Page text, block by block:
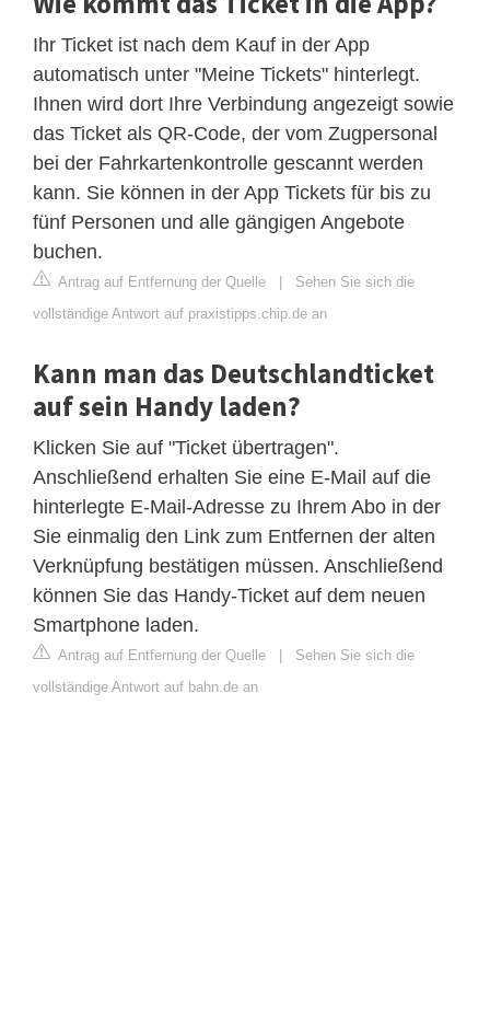
Ihr Ticket ist nach dem Kauf in der App
automatisch unter "Meine Tickets" hinterlegt.
Ihnen wird dort Ihre Verbindung angezeigt sowie
das Ticket als QR-Code, der vom Zugpersonal
bei der Fahrkartenkontrolle gescannt werden
kann. Sie können in der App Tickets für bis zu
fünf Personen und alle gängigen Angebote
buchen.
Antrag auf Entfernung der Quelle
Sehen Sie sich die
vollständige Antwort auf praxistipps.chip.de an
Kann man das Deutschlandticket
auf sein Handy laden?
Klicken Sie auf "Ticket übertragen".
Anschließend erhalten Sie eine E-Mail auf die
hinterlegte E-Mail-Adresse zu Ihrem Abo in der
Sie einmalig den Link zum Entfernen der alten
Verknüpfung bestätigen müssen. Anschließend
können Sie das Handy-Ticket auf dem neuen
Smartphone laden.
Antrag auf Entfernung der Quelle
Sehen Sie sich die
vollständige Antwort auf bahn.de an